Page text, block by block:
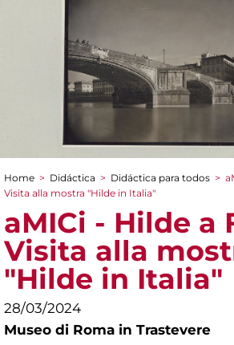
You are here
Home > Didáctica > Didáctica para todos >
Visita alla mostra "Hilde in Italia"
aMICi - Hilde a
Visita alla
"Hilde in Italia"
28/03/2024
Museo di Roma in Trastevere